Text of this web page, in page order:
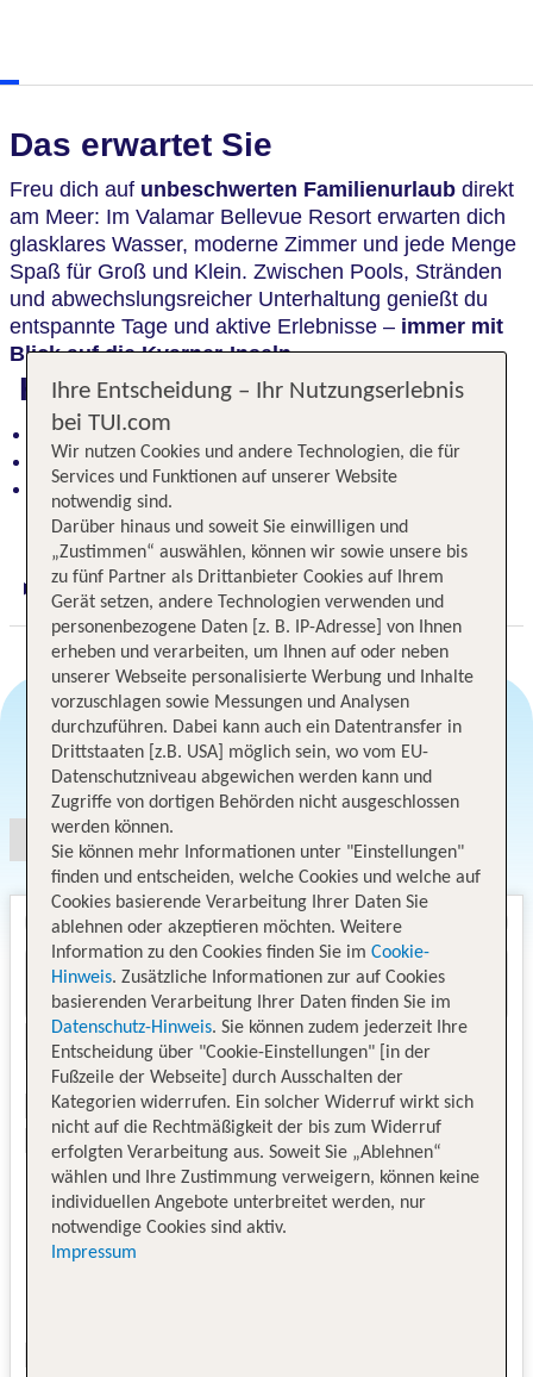
Das erwartet Sie
Freu dich auf unbeschwerten Familienurlaub direkt
am Meer: Im Valamar Bellevue Resort erwarten dich
glasklares Wasser, moderne Zimmer und jede Menge
Spaß für Groß und Klein. Zwischen Pools, Stränden
und abwechslungsreicher Unterhaltung genießt du
entspannte Tage und aktive Erlebnisse – immer mit
Blick auf die Kvarner-Inseln.
Highlights
Familienfreundliches Resort mit Kinderprogramm
Mehrere Pools und Strand direkt vor der Tür
Vielfältiges Sport- und Unterhaltungsangebot für
alle
Digitaler und telefonischer 24/7 TUI Service
Angebotsauswahl
Ihre Entscheidung – Ihr Nutzungserlebnis
bei TUI.com
Wir nutzen Cookies und andere Technologien, die für
Services und Funktionen auf unserer Website
notwendig sind.
Darüber hinaus und soweit Sie einwilligen und
„Zustimmen“ auswählen, können wir sowie unsere bis
zu fünf Partner als Drittanbieter Cookies auf Ihrem
Gerät setzen, andere Technologien verwenden und
personenbezogene Daten [z. B. IP-Adresse] von Ihnen
erheben und verarbeiten, um Ihnen auf oder neben
unserer Webseite personalisierte Werbung und Inhalte
vorzuschlagen sowie Messungen und Analysen
durchzuführen. Dabei kann auch ein Datentransfer in
Drittstaaten [z.B. USA] möglich sein, wo vom EU-
Datenschutzniveau abgewichen werden kann und
Zugriffe von dortigen Behörden nicht ausgeschlossen
werden können.
Sie können mehr Informationen unter "Einstellungen"
finden und entscheiden, welche Cookies und welche auf
Cookies basierende Verarbeitung Ihrer Daten Sie
ablehnen oder akzeptieren möchten. Weitere
Information zu den Cookies finden Sie im Cookie-
Hinweis. Zusätzliche Informationen zur auf Cookies
basierenden Verarbeitung Ihrer Daten finden Sie im
Datenschutz-Hinweis. Sie können zudem jederzeit Ihre
Entscheidung über "Cookie-Einstellungen" [in der
Fußzeile der Webseite] durch Ausschalten der
Kategorien widerrufen. Ein solcher Widerruf wirkt sich
nicht auf die Rechtmäßigkeit der bis zum Widerruf
erfolgten Verarbeitung aus. Soweit Sie „Ablehnen“
wählen und Ihre Zustimmung verweigern, können keine
individuellen Angebote unterbreitet werden, nur
notwendige Cookies sind aktiv.
Impressum